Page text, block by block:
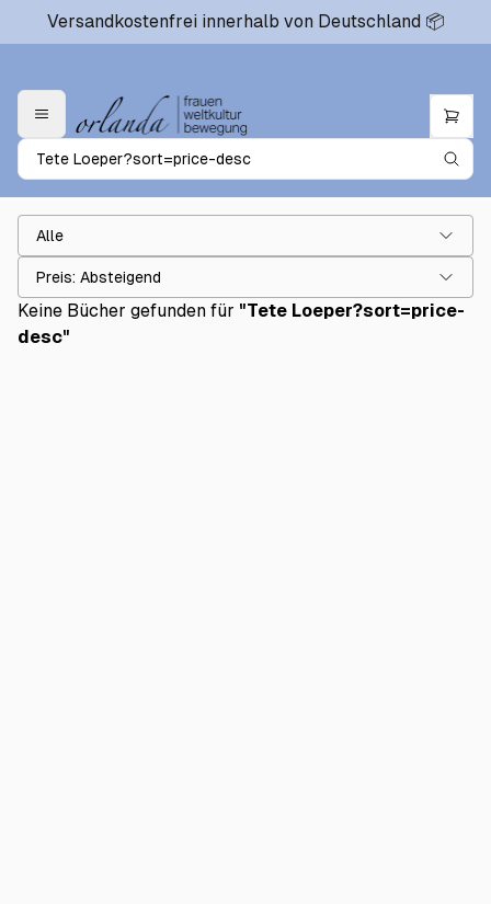
Versandkostenfrei innerhalb von Deutschland 📦
Alle
Keine Bücher gefunden für "Tete Loeper?sort=price-
desc"
Preis: Absteigend